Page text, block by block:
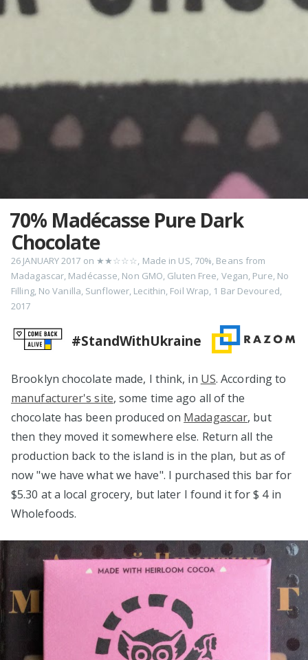
70% Madécasse Pure Dark
Chocolate
26 JANUARY 2017 on ★★☆☆☆, Made in US, 70%, Beans from
Madagascar, Madécasse, Non GMO, Gluten Free, Vegan, Pure, No
Filling, No Vanilla, Sunflower, Lecithin, Foil Wrap, 1 Bar Devoured,
2017
#StandWithUkraine
Brooklyn chocolate made, I think, in US. According to
manufacturer's site, some time ago all of the
chocolate has been produced on Madagascar, but
then they moved it somewhere else. Return all the
production back to the island is in the plan, but as of
now "we have what we have". I purchased this bar for
$5.30 at a local grocery, but later I found it for $ 4 in
Wholefoods.